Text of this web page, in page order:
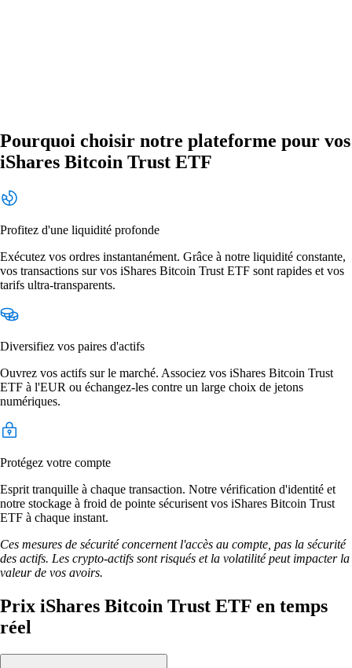
Pourquoi choisir notre plateforme pour vos
iShares Bitcoin Trust ETF
Profitez d'une liquidité profonde
Exécutez vos ordres instantanément. Grâce à notre liquidité constante,
vos transactions sur vos iShares Bitcoin Trust ETF sont rapides et vos
tarifs ultra-transparents.
Diversifiez vos paires d'actifs
Ouvrez vos actifs sur le marché. Associez vos iShares Bitcoin Trust
ETF à l'EUR ou échangez-les contre un large choix de jetons
numériques.
Protégez votre compte
Esprit tranquille à chaque transaction. Notre vérification d'identité et
notre stockage à froid de pointe sécurisent vos iShares Bitcoin Trust
ETF à chaque instant.
Ces mesures de sécurité concernent l'accès au compte, pas la sécurité
des actifs. Les crypto-actifs sont risqués et la volatilité peut impacter la
valeur de vos avoirs.
Prix iShares Bitcoin Trust ETF en temps
réel